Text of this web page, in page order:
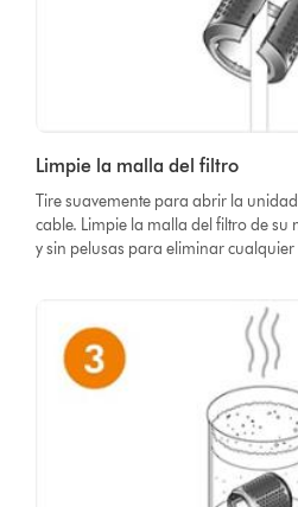
Limpie la malla del filtro
Tire suavemente para abrir la
cable. Limpie la malla del filtro de
y sin pelusas para eliminar cualquier